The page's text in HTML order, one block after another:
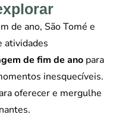
de ano, São Tomé e
atividades
de fim de ano para
inesquecíveis.
oferecer e mergulhe